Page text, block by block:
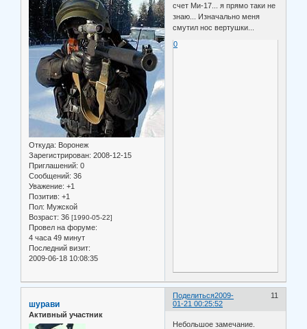
Откуда: Воронеж
Зарегистрирован: 2008-12-15
Приглашений: 0
Сообщений: 36
Уважение: +1
Позитив: +1
Пол: Мужской
Возраст: 36 [1990-05-22]
Провел на форуме:
4 часа 49 минут
Последний визит:
2009-06-18 10:08:35
счет Ми-17... я прямо таки не
знаю... Изначально меня
смутил нос вертушки...
0
Поделиться 11
2009-
01-21 00:25:52
шурави
Активный участник
Небольшое замечание.